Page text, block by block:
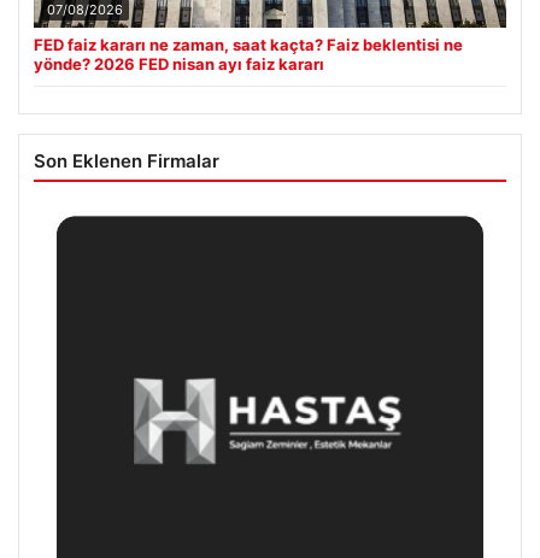
07/08/2026
FED faiz kararı ne zaman, saat kaçta? Faiz beklentisi ne
yönde? 2026 FED nisan ayı faiz kararı
Son Eklenen Firmalar